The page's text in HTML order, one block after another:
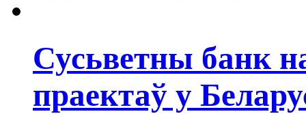
Сусьветны банк
праектаў у